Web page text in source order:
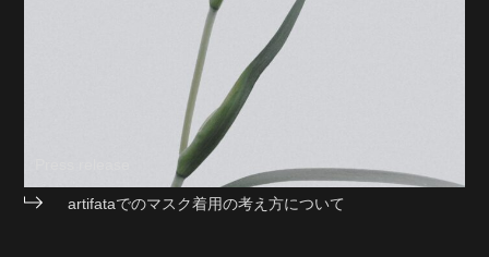
artifataでのマスク着用の考え方について